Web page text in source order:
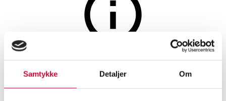
Samtykke Detaljer Om
Preben Fabricius. Lænestol,